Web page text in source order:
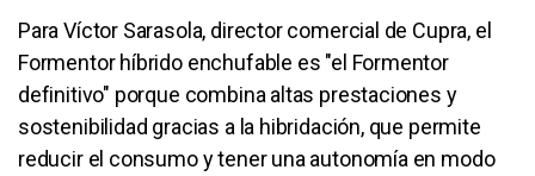
Para Víctor Sarasola, director comercial de Cupra, el
Formentor híbrido enchufable es "el Formentor
definitivo" porque combina altas prestaciones y
sostenibilidad gracias a la hibridación, que permite
reducir el consumo y tener una autonomía en modo